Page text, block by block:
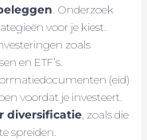
. Onderzoek
voor je kiest.
zoals
en ETF’s.
(eid)
voordat je investeert.
diversificatie, zoals die
spreiden.